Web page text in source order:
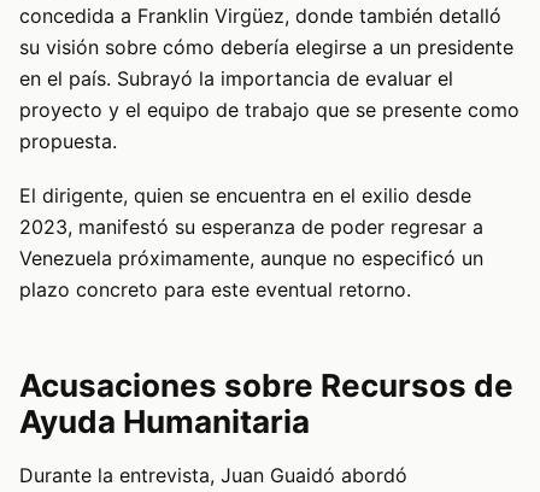
concedida a Franklin Virgüez, donde también detalló
su visión sobre cómo debería elegirse a un presidente
en el país. Subrayó la importancia de evaluar el
proyecto y el equipo de trabajo que se presente como
propuesta.
El dirigente, quien se encuentra en el exilio desde
2023, manifestó su esperanza de poder regresar a
Venezuela próximamente, aunque no especificó un
plazo concreto para este eventual retorno.
Acusaciones sobre Recursos de
Ayuda Humanitaria
Durante la entrevista, Juan Guaidó abordó